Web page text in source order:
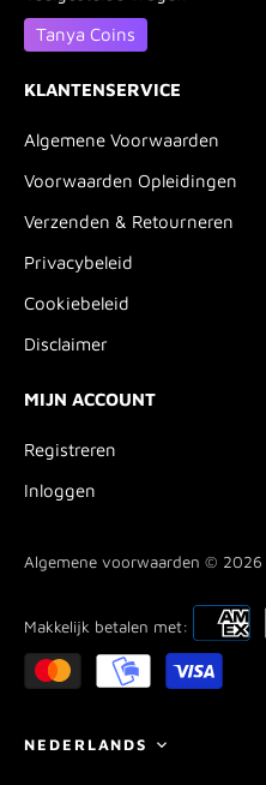
Tanya Coins
KLANTENSERVICE
Algemene Voorwaarden
Voorwaarden Opleidingen
Verzenden & Retourneren
Privacybeleid
Cookiebeleid
Disclaimer
MIJN ACCOUNT
Registreren
Inloggen
Algemene voorwaarden © 2026
Makkelijk betalen met:
Taal
NEDERLANDS